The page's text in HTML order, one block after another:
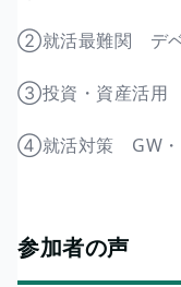
②就活最難関 デベ
③投資・資産活用
④就活対策 GW・
参加者の声